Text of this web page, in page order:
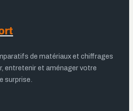
de matériaux et chiffrages
entretenir et aménager votre
surprise.